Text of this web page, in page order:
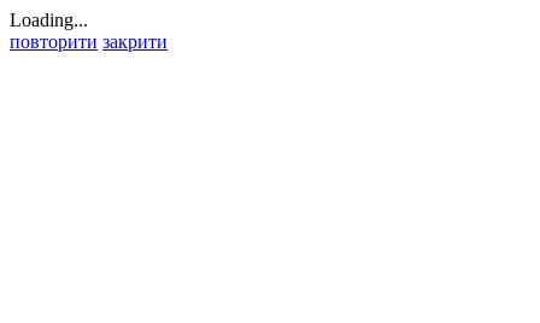
Loading...
повторити закрити